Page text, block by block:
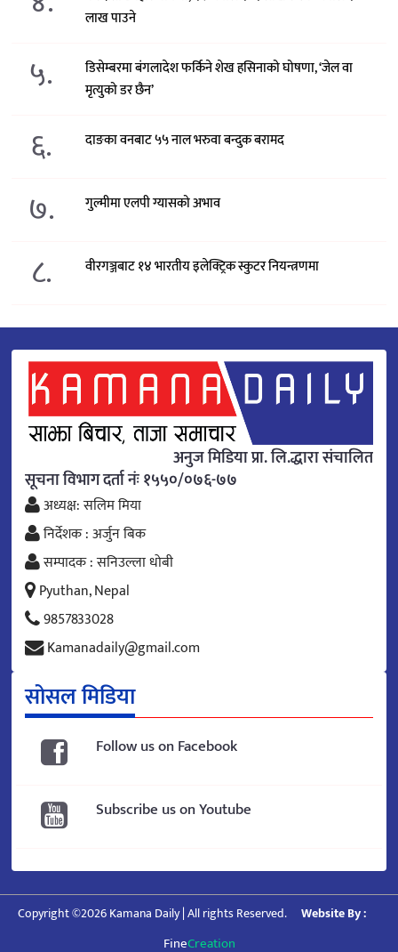
लाख पाउने
५.
डिसेम्बरमा बंगलादेश फर्किने शेख हसिनाको घोषणा, ‘जेल वा
मृत्युको डर छैन’
६. दाङका वनबाट ५५ नाल भरुवा बन्दुक बरामद
७. गुल्मीमा एलपी ग्यासको अभाव
८. वीरगञ्जबाट १४ भारतीय इलेक्ट्रिक स्कुटर नियन्त्रणमा
अनुज मिडिया प्रा. लि.द्धारा संचालित
सूचना विभाग दर्ता नंः १५५०/०७६-७७
अध्यक्ष: सलिम मिया
निर्देशक : अर्जुन बिक
सम्पादक : सनिउल्ला धोबी
Pyuthan, Nepal
9857833028
Kamanadaily@gmail.com
सोसल मिडिया
Follow us on Facebook
Subscribe us on Youtube
Copyright ©2026 Kamana Daily | All rights Reserved. Website By :
FineCreation